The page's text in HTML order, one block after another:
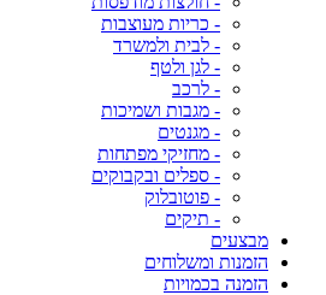
- כריות מעוצבות
- לבית ולמשרד
- לגן ולטף
- לרכב
- מגבות ושמיכות
- מגנטים
- מחזיקי מפתחות
- ספלים ובקבוקים
- פוטובלוק
- תיקים
מבצעים
הזמנות ומשלוחים
הזמנה בכמויות